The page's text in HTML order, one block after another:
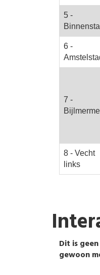
5 -
6 -
7 -
8 - Vecht
links
Dit is
gewoon